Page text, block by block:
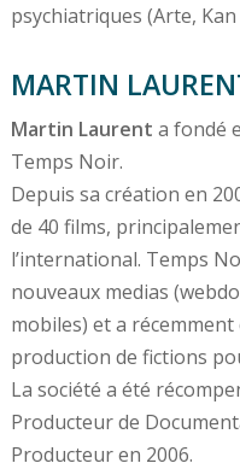
psychiatriques (Arte,
MARTIN
Martin Laurent a fondé
Temps Noir.
Depuis sa création en
de 40 films,
l’international. Temps
nouveaux medias
mobiles) et a
production de fictions
La société a été
Producteur de
Producteur en 2006.